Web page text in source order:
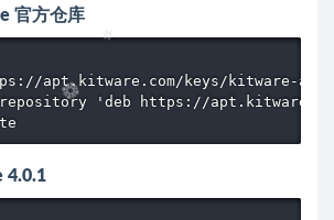
官方仓库
apt.kitware.com/keys/kitware-
repository 'deb https://
4.0.1